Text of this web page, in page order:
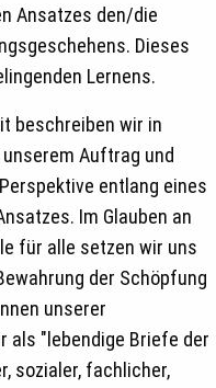
Ansatzes den/die
Dieses
Lernens.
beschreiben wir in
Auftrag und
entlang eines
Im Glauben an
für alle setzen wir uns
der Schöpfung
unserer
als "lebendige Briefe der
sozialer, fachlicher,